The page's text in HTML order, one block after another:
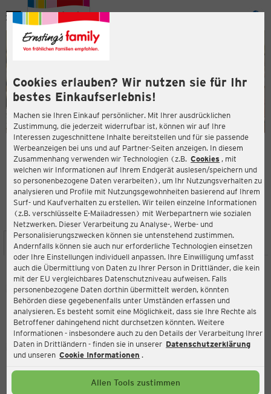
Cookies erlauben? Wir nutzen sie für Ihr
bestes Einkaufserlebnis!
Machen sie Ihren Einkauf persönlicher. Mit Ihrer ausdrücklichen
Zustimmung, die jederzeit widerrufbar ist, können wir auf Ihre
Interessen zugeschnittene Inhalte bereitstellen und für sie passende
Werbeanzeigen bei uns und auf Partner-Seiten anzeigen. In diesem
Zusammenhang verwenden wir Technologien (z.B. Cookies , mit
welchen wir Informationen auf Ihrem Endgerät auslesen/speichern und
so personenbezogene Daten verarbeiten), um Ihr Nutzungsverhalten zu
analysieren und Profile mit Nutzungsgewohnheiten basierend auf Ihrem
Surf- und Kaufverhalten zu erstellen. Wir teilen einzelne Informationen
(z.B. verschlüsselte E-Mailadressen) mit Werbepartnern wie sozialen
Netzwerken. Dieser Verarbeitung zu Analyse-, Werbe- und
Personalisierungszwecken können sie untenstehend zustimmen.
Andernfalls können sie auch nur erforderliche Technologien einsetzen
oder Ihre Einstellungen individuell anpassen. Ihre Einwilligung umfasst
auch die Übermittlung von Daten zu Ihrer Person in Drittländer, die kein
mit der EU vergleichbares Datenschutzniveau aufweisen. Falls
personenbezogene Daten dorthin übermittelt werden, könnten
Behörden diese gegebenenfalls unter Umständen erfassen und
analysieren. Es besteht somit eine Möglichkeit, dass sie Ihre Rechte als
Betroffener dahingehend nicht durchsetzen könnten. Weitere
Informationen - insbesondere auch zu den Details der Verarbeitung Ihrer
Daten in Drittländern - finden sie in unserer Datenschutzerklärung
und unseren Cookie Informationen .
Allen Tools zustimmen
Menü
ERNSTING'S FAMILY FILIALE
Langenfelder Straße 8
06366 Köthen (Anhalt)
3,7
Bewertung:
STANDORT SERVICES SORTIMENT AKTIONEN
Ernsting's family
Langenfelder Straße 8, 06366 Köthen (Anhalt)
Aktuell:
Geöffnet